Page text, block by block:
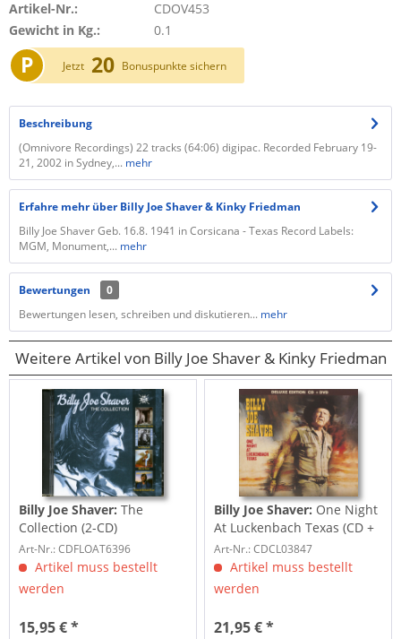
Artikel-Nr.:
CDOV453
Gewicht in Kg.:
0.1
P Jetzt 20 Bonuspunkte sichern
Beschreibung
(Omnivore Recordings) 22 tracks (64:06) digipac. Recorded February 19-
21, 2002 in Sydney,... mehr
Erfahre mehr über Billy Joe Shaver & Kinky Friedman
Billy Joe Shaver Geb. 16.8. 1941 in Corsicana - Texas Record Labels:
MGM, Monument,... mehr
Bewertungen
0
Bewertungen lesen, schreiben und diskutieren... mehr
Weitere Artikel von Billy Joe Shaver & Kinky Friedman
Billy Joe Shaver:The
Collection (2-CD)
Art-Nr.: CDFLOAT6396
Artikel muss bestellt
werden
15,95 € *
Billy Joe Shaver: One Night
At Luckenbach Texas (CD +
DVD Deluxe...
Art-Nr.: CDCL03847
Artikel muss bestellt
werden
21,95 € *